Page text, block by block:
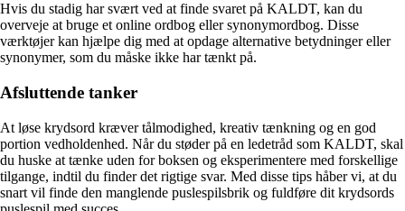
Hvis du stadig har svært ved at finde svaret på KALDT, kan du
overveje at bruge et online ordbog eller synonymordbog. Disse
værktøjer kan hjælpe dig med at opdage alternative betydninger eller
synonymer, som du måske ikke har tænkt på.
Afsluttende tanker
At løse krydsord kræver tålmodighed, kreativ tænkning og en god
portion vedholdenhed. Når du støder på en ledetråd som KALDT, skal
du huske at tænke uden for boksen og eksperimentere med forskellige
tilgange, indtil du finder det rigtige svar. Med disse tips håber vi, at du
snart vil finde den manglende puslespilsbrik og fuldføre dit krydsords